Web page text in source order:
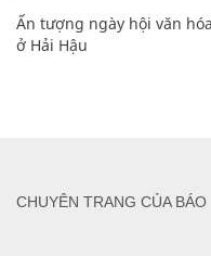
Ấn tượng ngày hội văn
ở Hải Hậu
CHUYÊN TRANG CỦA BÁO